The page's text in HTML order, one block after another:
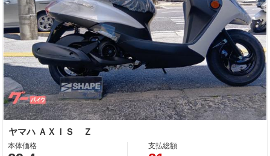
ヤマハ ＡＸＩＳ Ｚ
本体価格 支払総額